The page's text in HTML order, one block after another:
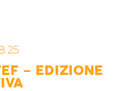
– EDIZIONE